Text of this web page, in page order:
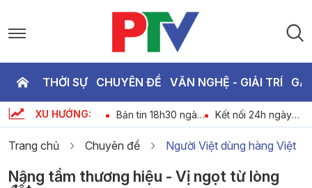
THỜI SỰ CHUYÊN ĐỀ VĂN NGHỆ - GIẢI TRÍ
XU HƯỚNG:
An ninh trật tự 24h
ngày 07-08-2026
Bản tin 18h30 ngày
07-08-2026
Kết nối 24h ngày
07-08-2026
Trang chủ Chuyên đề Người Việt dùng hàng Việt
Nâng tầm thương hiệu - Vị ngọt từ lòng